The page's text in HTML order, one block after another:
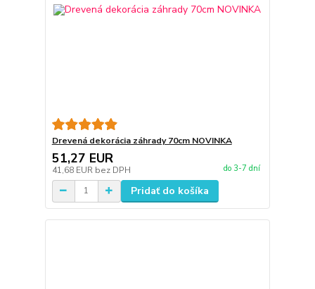
Drevená dekorácia záhrady 70cm NOVINKA
51,27 EUR
41,68 EUR bez DPH do 3-7 dní
Pridať do košíka